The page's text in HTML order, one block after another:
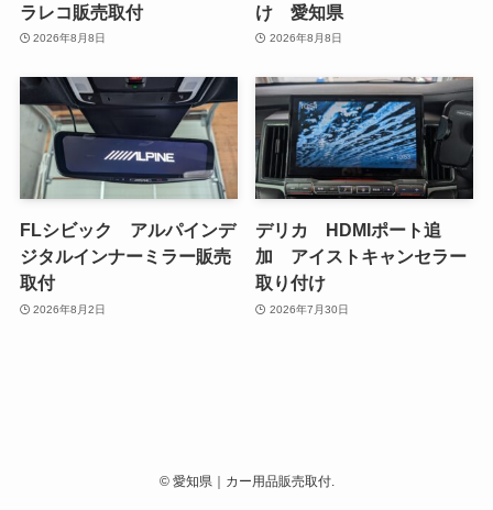
ラレコ販売取付
2026年8月8日
け 愛知県
2026年8月8日
FLシビック アルパインデ
ジタルインナーミラー販売
取付
2026年8月2日
デリカ HDMIポート追
加 アイストキャンセラー
取り付け
2026年7月30日
©愛知県｜カー用品販売取付.